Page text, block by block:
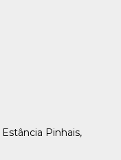
Pinhais,